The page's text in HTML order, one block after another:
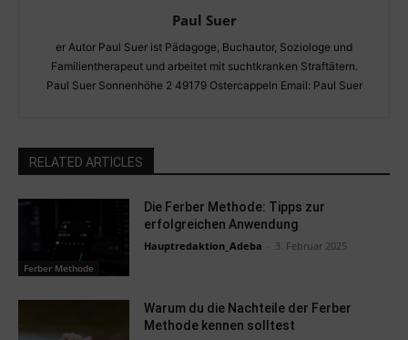
Paul Suer
er Autor Paul Suer ist Pädagoge, Buchautor, Soziologe und
Familientherapeut und arbeitet mit suchtkranken Straftätern.
Paul Suer Sonnenhöhe 2 49179 Ostercappeln Email: Paul Suer
RELATED ARTICLES
Ferber Methode
Die Ferber Methode: Tipps zur
erfolgreichen Anwendung
Hauptredaktion_Adeba 3. Februar 2025
Warum du die Nachteile der Ferber
Methode kennen solltest